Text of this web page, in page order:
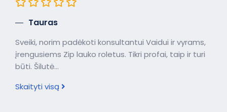
Tauras
Sveiki, norim padėkoti konsultantui Vaidui ir vyrams,
įrengusiems Zip lauko roletus. Tikri profai, taip ir turi
būti. Šilutė...
Skaityti visą